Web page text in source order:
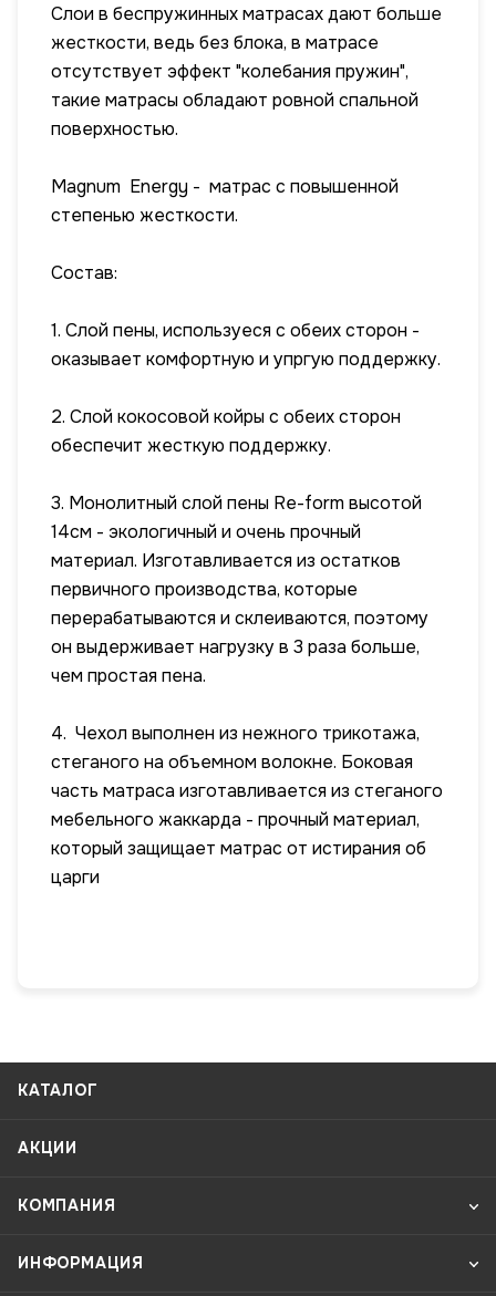
Слои в беспружинных матрасах дают больше
жесткости, ведь без блока, в матрасе
отсутствует эффект "колебания пружин",
такие матрасы обладают ровной спальной
поверхностью.
Magnum Energy - матрас с повышенной
степенью жесткости.
Состав:
1. Слой пены, используеся с обеих сторон -
оказывает комфортную и упргую поддержку.
2. Слой кокосовой койры с обеих сторон
обеспечит жесткую поддержку.
3. Монолитный слой пены Re-form высотой
14см - экологичный и очень прочный
материал. Изготавливается из остатков
первичного производства, которые
перерабатываются и склеиваются, поэтому
он выдерживает нагрузку в 3 раза больше,
чем простая пена.
4. Чехол выполнен из нежного трикотажа,
стеганого на объемном волокне. Боковая
часть матраса изготавливается из стеганого
мебельного жаккарда - прочный материал,
который защищает матрас от истирания об
царги
КАТАЛОГ
АКЦИИ
КОМПАНИЯ
ИНФОРМАЦИЯ